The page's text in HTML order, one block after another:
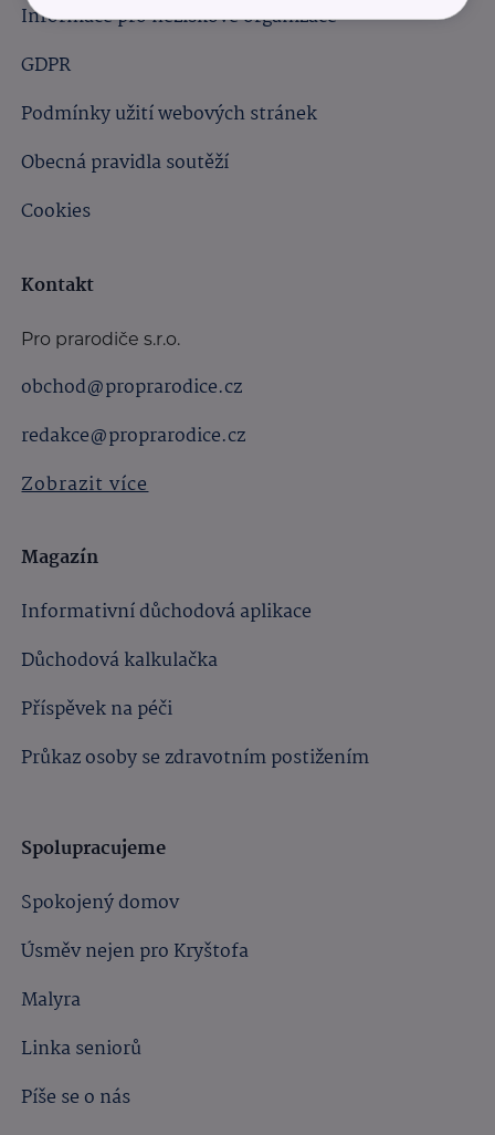
Informace pro neziskové organizace
GDPR
Podmínky užití webových stránek
Obecná pravidla soutěží
Cookies
Kontakt
Pro prarodiče s.r.o.
obchod@proprarodice.cz
redakce@proprarodice.cz
Zobrazit více
Magazín
Informativní důchodová aplikace
Důchodová kalkulačka
Příspěvek na péči
Průkaz osoby se zdravotním postižením
Spolupracujeme
Spokojený domov
Úsměv nejen pro Kryštofa
Malyra
Linka seniorů
Píše se o nás